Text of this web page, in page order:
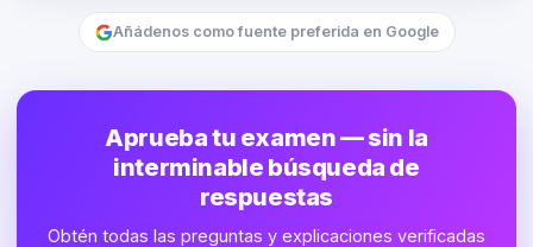
Añádenos como fuente preferida en Google
Aprueba tu examen — sin la
interminable búsqueda de
respuestas
Obtén todas las preguntas y explicaciones verificadas